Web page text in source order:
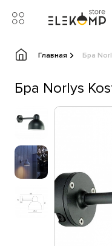
Главная Бра
Бра Norlys